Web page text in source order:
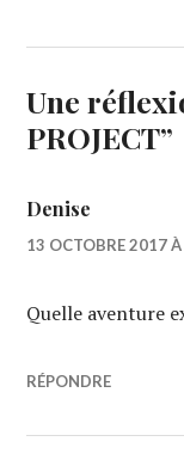
Une
PROJECT”
Denise
13 OCTOBRE 2017
Quelle aventure
RÉPONDRE